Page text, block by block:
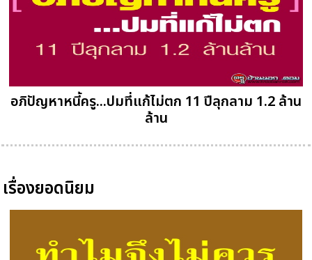
อภิปัญหาหนี้ครู...ปมที่แก้ไม่ตก 11 ปีลุกลาม 1.2 ล้าน
ล้าน
เรื่องยอดนิยม